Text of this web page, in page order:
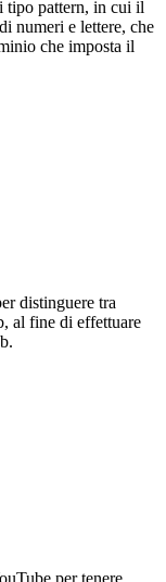
tipo pattern, in cui il
numeri e lettere, che
che imposta il
distinguere tra
al fine di effettuare